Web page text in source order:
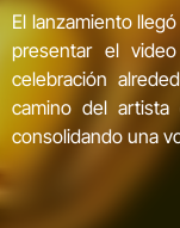
El lanzamiento
presentar el
celebración
camino del
consolidando una